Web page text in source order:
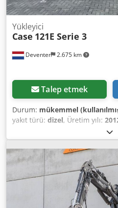
Deventer 2.675 km
Yükleyici
Case 121E Serie 3
Talep etmek
Durum: mükemmel
yakıt türü: dizel, Üretim yılı:
= Ek Seçenekler ve Aksesuarlar
Kabin = Notlar = CASE 121E
1.060 Çalışma Saati CASE
üretim yılı 2012. Makine iyi
çalışma saatine sahiptir.
olarak iyi durumdadır. Çok
uygundur ve hemen kullanıma
Üretim Yılı: 2012 * Sadece